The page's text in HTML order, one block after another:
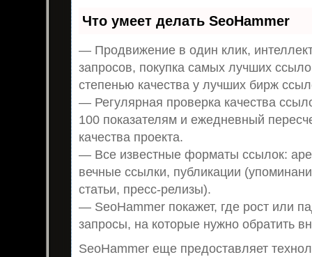
Что умеет делать SeoHammer
— Продвижение в один клик,
запросов, покупка самых лучших
степенью качества у лучших бирж
— Регулярная проверка качества
100 показателям и ежедневный
качества проекта.
— Все известные форматы ссылок:
вечные ссылки, публикации
статьи, пресс-релизы).
— SeoHammer покажет, где рост или
запросы, на которые нужно обратить
SeoHammer еще предоставляет